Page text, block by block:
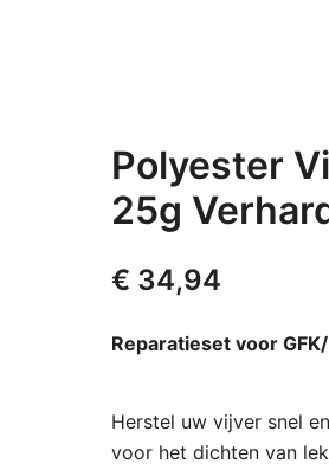
Polyester
25g
€ 34,94
Reparatieset voor
Herstel uw vijver snel
voor het dichten van